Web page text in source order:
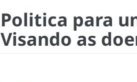
Politica para
Visando as